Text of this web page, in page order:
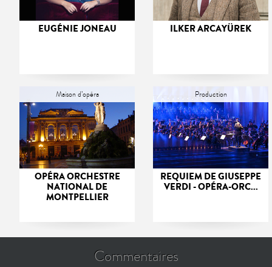
EUGÉNIE JONEAU ILKER ARCAYÜREK
Maison d’opéra
OPÉRA ORCHESTRE
NATIONAL DE
MONTPELLIER
Production
REQUIEM DE GIUSEPPE
VERDI - OPÉRA-ORC...
Commentaires